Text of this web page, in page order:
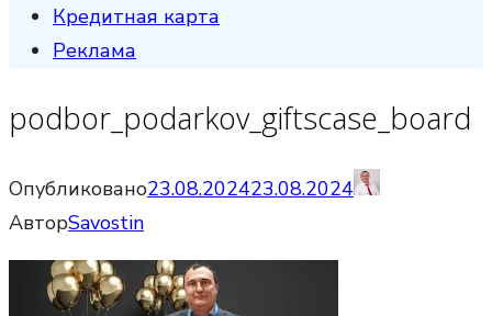
Кредитная карта
Реклама
podbor_podarkov_giftscase_board
Опубликовано23.08.202423.08.2024
АвторSavostin